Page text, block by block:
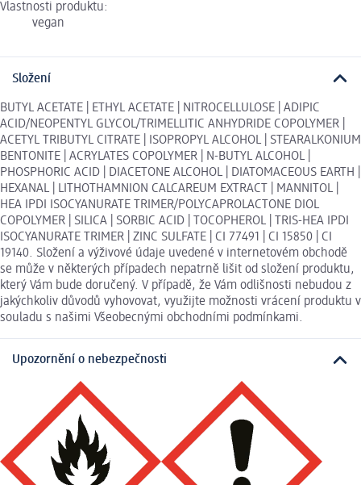
Vlastnosti produktu:
vegan
Složení
BUTYL ACETATE | ETHYL ACETATE | NITROCELLULOSE | ADIPIC
ACID/NEOPENTYL GLYCOL/TRIMELLITIC ANHYDRIDE COPOLYMER |
ACETYL TRIBUTYL CITRATE | ISOPROPYL ALCOHOL | STEARALKONIUM
BENTONITE | ACRYLATES COPOLYMER | N-BUTYL ALCOHOL |
PHOSPHORIC ACID | DIACETONE ALCOHOL | DIATOMACEOUS EARTH |
HEXANAL | LITHOTHAMNION CALCAREUM EXTRACT | MANNITOL |
HEA IPDI ISOCYANURATE TRIMER/POLYCAPROLACTONE DIOL
COPOLYMER | SILICA | SORBIC ACID | TOCOPHEROL | TRIS-HEA IPDI
ISOCYANURATE TRIMER | ZINC SULFATE | CI 77491 | CI 15850 | CI
19140. Složení a výživové údaje uvedené v internetovém obchodě
se může v některých případech nepatrně lišit od složení produktu,
který Vám bude doručený. V případě, že Vám odlišnosti nebudou z
jakýchkoliv důvodů vyhovovat, využijte možnosti vrácení produktu v
souladu s našimi Všeobecnými obchodními podmínkami.
Upozornění o nebezpečnosti